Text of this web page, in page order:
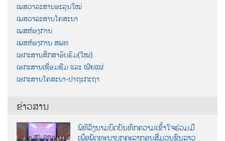
ເພສວາລະສານອະລຸນໃໝ່
ເພສວາລະສານໂຄສະນາ
ເພສຫ້ອງການ
ເພສຫ້ອງການ ສພທ
ເອກະສານສຶກສາອົບຮົມ(ໃໝ່)
ເອກະສານເຊື່ອມຊືມ ແລະ ເຜີຍແຜ່
ເອກະສານໂຄສະນາ-ປາຖະກະຖາ
ຂ່າວສານ
ພິທີລົງນາມບົດບັນທຶກຄວາມເຂົ້າໃຈຮ່ວມມື
ເພື່ອພັດທະນາບຸກຄະລາກອນສື່ມວນຊົນລາວ